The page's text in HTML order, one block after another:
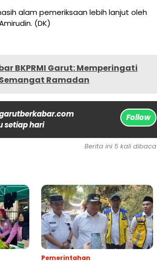
alam pemeriksaan lebih lanjut oleh
(DK)
BKPRMI Garut: Memperingati
Ramadan
setiap hari
Follow
Berita ini 5 kali dibaca
Pemerintahan